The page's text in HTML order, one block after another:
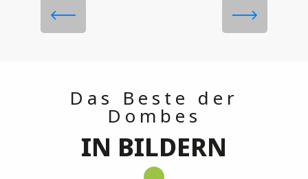
Mehr erfahren
Das Beste der
Dombes
IN BILDERN